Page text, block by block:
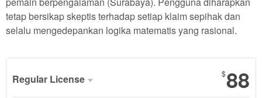
tetap bersikap skeptis terhadap setiap klaim sepihak dan
selalu mengedepankan logika matematis yang rasional.
Regular License $88